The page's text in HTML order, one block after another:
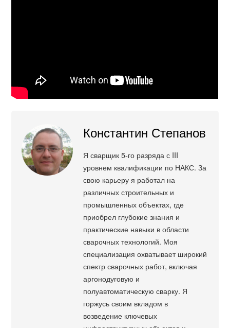
Константин Степанов
Я сварщик 5-го разряда с III
уровнем квалификации по НАКС. За
свою карьеру я работал на
различных строительных и
промышленных объектах, где
приобрел глубокие знания и
практические навыки в области
сварочных технологий. Моя
специализация охватывает широкий
спектр сварочных работ, включая
аргонодуговую и
полуавтоматическую сварку. Я
горжусь своим вкладом в
возведение ключевых